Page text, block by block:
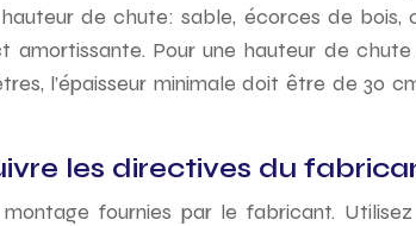
de chute: sable, écorces de
amortissante. Pour une hauteur de
l’épaisseur minimale doit être de
les directives du
fournies par le fabricant.